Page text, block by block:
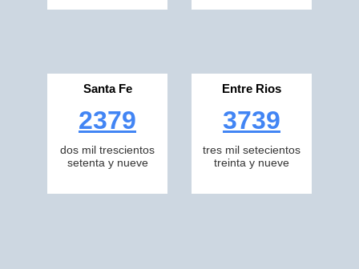
Santa Fe
2379
dos mil trescientos
setenta y nueve
Entre Rios
3739
tres mil setecientos
treinta y nueve